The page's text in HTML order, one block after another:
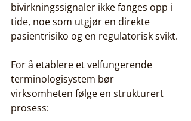
bivirkningssignaler ikke fanges opp i
tide, noe som utgjør en direkte
pasientrisiko og en regulatorisk svikt.
For å etablere et velfungerende
terminologisystem bør
virksomheten følge en strukturert
prosess: